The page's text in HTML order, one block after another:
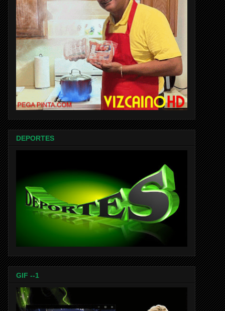
DEPORTES
GIF --1